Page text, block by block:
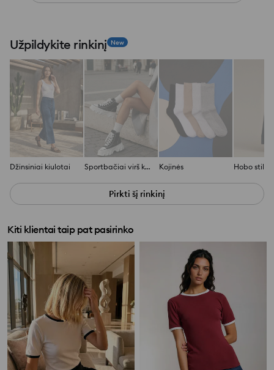
Užpildykite rinkinį New
Džinsiniai kiulotai Sportbačiai virš kauliuko Kojinės
Pirkti šį rinkinį
Kiti klientai taip pat pasirinko